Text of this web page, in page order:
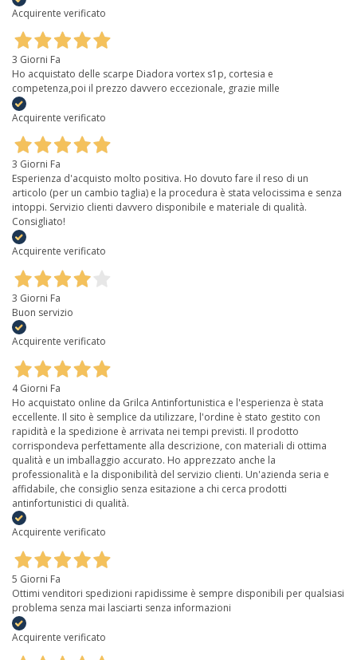
Acquirente verificato
3 Giorni Fa
Ho acquistato delle scarpe Diadora vortex s1p, cortesia e
competenza,poi il prezzo davvero eccezionale, grazie mille
Acquirente verificato
3 Giorni Fa
Esperienza d'acquisto molto positiva. Ho dovuto fare il reso di un
articolo (per un cambio taglia) e la procedura è stata velocissima e senza
intoppi. Servizio clienti davvero disponibile e materiale di qualità.
Consigliato!
Acquirente verificato
3 Giorni Fa
Buon servizio
Acquirente verificato
4 Giorni Fa
Ho acquistato online da Grilca Antinfortunistica e l'esperienza è stata
eccellente. Il sito è semplice da utilizzare, l'ordine è stato gestito con
rapidità e la spedizione è arrivata nei tempi previsti. Il prodotto
corrispondeva perfettamente alla descrizione, con materiali di ottima
qualità e un imballaggio accurato. Ho apprezzato anche la
professionalità e la disponibilità del servizio clienti. Un'azienda seria e
affidabile, che consiglio senza esitazione a chi cerca prodotti
antinfortunistici di qualità.
Acquirente verificato
5 Giorni Fa
Ottimi venditori spedizioni rapidissime è sempre disponibili per qualsiasi
problema senza mai lasciarti senza informazioni
Acquirente verificato